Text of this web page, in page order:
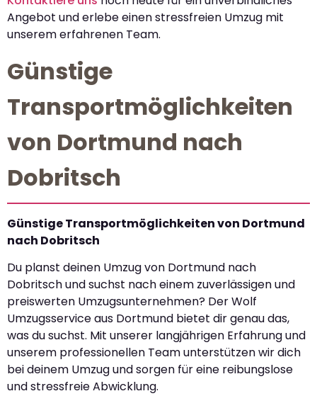
Angebot und erlebe einen stressfreien Umzug mit
unserem erfahrenen Team.
Günstige
Transportmöglichkeiten
von Dortmund nach
Dobritsch
Günstige Transportmöglichkeiten von Dortmund
nach Dobritsch
Du planst deinen Umzug von Dortmund nach
Dobritsch und suchst nach einem zuverlässigen und
preiswerten Umzugsunternehmen? Der Wolf
Umzugsservice aus Dortmund bietet dir genau das,
was du suchst. Mit unserer langjährigen Erfahrung und
unserem professionellen Team unterstützen wir dich
bei deinem Umzug und sorgen für eine reibungslose
und stressfreie Abwicklung.